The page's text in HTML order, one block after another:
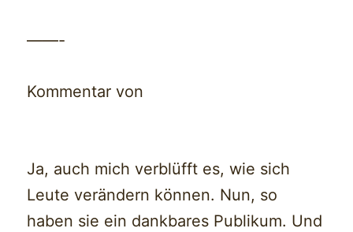
——-
Kommentar von
Ja, auch mich verblüfft es, wie sich
Leute verändern können. Nun, so
haben sie ein dankbares Publikum. Und